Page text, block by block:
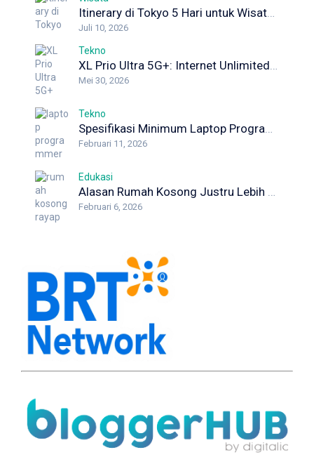
Itinerary di Tokyo 5 Hari untuk Wisata Pertama Kali
Juli 10, 2026
Tekno
XL Prio Ultra 5G+: Internet Unlimited dengan Koneksi Maksimal
Mei 30, 2026
Tekno
Spesifikasi Minimum Laptop Programmer yang Wajib Diketahui Developer
Februari 11, 2026
Edukasi
Alasan Rumah Kosong Justru Lebih Berisiko Rayap
Februari 6, 2026